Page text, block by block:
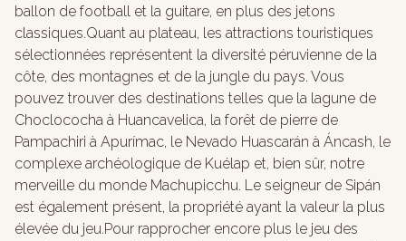
ballon de football et la guitare, en plus des jetons
classiques.Quant au plateau, les attractions touristiques
sélectionnées représentent la diversité péruvienne de la
côte, des montagnes et de la jungle du pays. Vous
pouvez trouver des destinations telles que la lagune de
Choclococha à Huancavelica, la forêt de pierre de
Pampachiri à Apurímac, le Nevado Huascarán à Áncash, le
complexe archéologique de Kuélap et, bien sûr, notre
merveille du monde Machupicchu. Le seigneur de Sipán
est également présent, la propriété ayant la valeur la plus
élevée du jeu.Pour rapprocher encore plus le jeu des